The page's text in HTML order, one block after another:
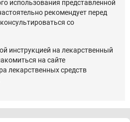
использования представленной
рекомендует перед
со
инструкцией на лекарственный
на сайте
лекарственных средств